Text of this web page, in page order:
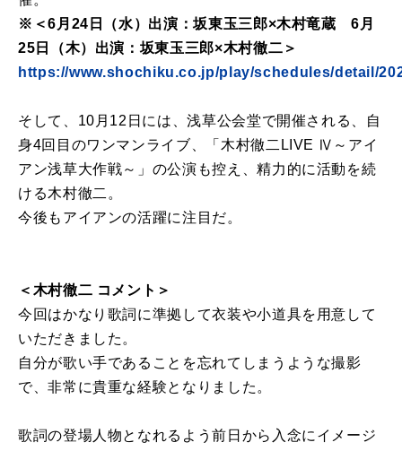
※＜6月24日（水）出演：坂東玉三郎×木村竜蔵 6月
25日（木）出演：坂東玉三郎×木村徹二＞
https://www.shochiku.co.jp/play/schedules/detail/
そして、10月12日には、浅草公会堂で開催される、自
身4回目のワンマンライブ、「木村徹二LIVE Ⅳ～アイ
アン浅草大作戦～」の公演も控え、精力的に活動を続
ける木村徹二。
今後もアイアンの活躍に注目だ。
＜木村徹二 コメント＞
今回はかなり歌詞に準拠して衣装や小道具を用意して
いただきました。
自分が歌い手であることを忘れてしまうような撮影
で、非常に貴重な経験となりました。
歌詞の登場人物となれるよう前日から入念にイメージ